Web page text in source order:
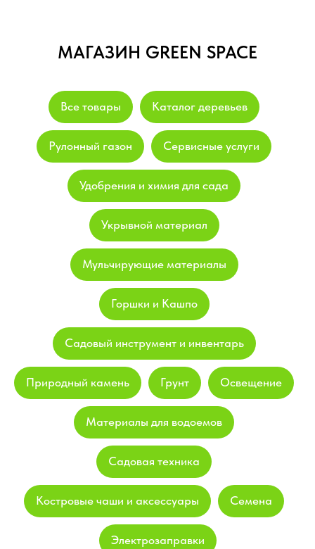
МАГАЗИН GREEN SPACE
Все товары Каталог деревьев
Рулонный газон Сервисные услуги
Удобрения и химия для сада
Укрывной материал
Мульчирующие материалы
Горшки и Кашпо
Садовый инструмент и инвентарь
Природный камень Грунт Освещение
Материалы для водоемов
Садовая техника
Костровые чаши и аксессуары Семена
Электрозаправки